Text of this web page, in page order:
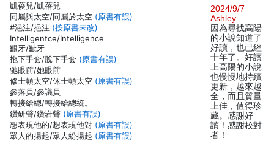
凱葰兒/凱蓓兒
同屬與太空/同屬於太空 (原書有誤)
#浥注/挹注 (按原書未改)
Intelligentce/Intelligence
齦牙/齜牙
拖下手套/脫下手套 (原書有誤)
驰眼前/她眼前
修士頓太空/休士頓太空 (原書有誤)
參落員/參議員
轉接給總/轉接給總統。
鑽研聲/鑽岩聲 (原書有誤)
想表現他的/想表現他對 (原書有誤)
眾人的揚起/眾人紛揚起 (原書有誤)
2024/9/7
Ashley
因為尋找高陽
的小說知道了
好讀，也已經
十年了。好讀
上高陽的小說
也慢慢地持續
更新，越來越
全，而且質量
上佳，值得珍
藏。感謝好
讀！感謝校對
者！